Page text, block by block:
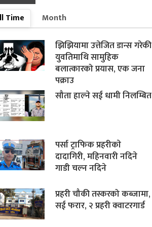
Time
Month
झिझियामा उत्तेजित डान्स गरेकी
युवतिमाथि सामुहिक
बलात्कारको प्रयास, एक जना
पक्राउ
सौता हाल्ने सई धामी निलम्बित
पर्सा ट्राफिक प्रहरीकाे
दादागिरी, महिनवारी नदिने
गाडी चल्न नदिने
प्रहरी चौकी तस्करको कब्जामा,
सई फरार, २ प्रहरी क्वाटरगार्ड